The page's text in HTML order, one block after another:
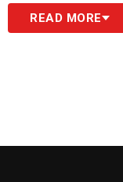
READ MORE